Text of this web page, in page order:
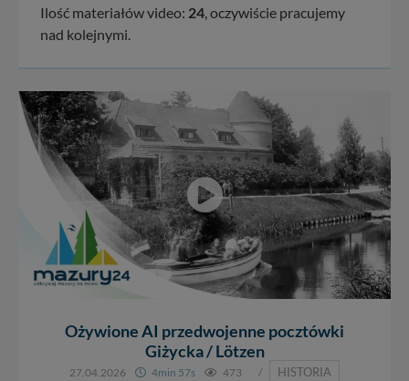
Ilość materiałów video: 24, oczywiście pracujemy
nad kolejnymi.
Ożywione AI przedwojenne pocztówki
Giżycka / Lötzen
27.04.2026 4min 57s 473 /
HISTORIA